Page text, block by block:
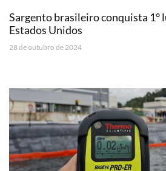
Sargento brasileiro conquista 1°
Estados Unidos
28 de outubro de 2024